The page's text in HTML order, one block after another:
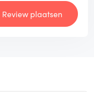
Review plaatsen